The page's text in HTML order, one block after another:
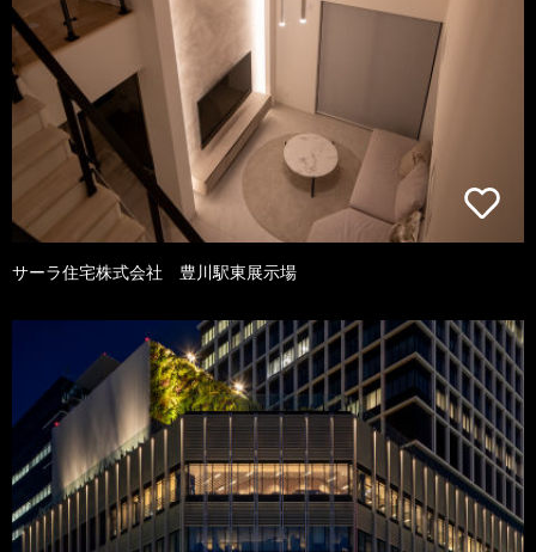
サーラ住宅株式会社 豊川駅東展示場